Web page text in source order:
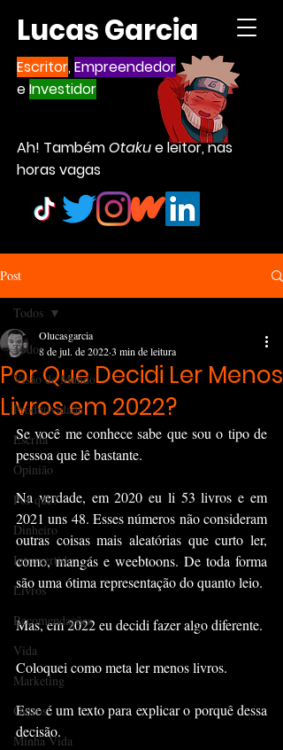
Lucas Garcia
Escritor,Empreendedor
eInvestidor
Ah! TambémOtakue leitor, nas
horas vagas
Post
Todos
Visão de Mundo
Produtividade
Escrita
Opinião
Por que?
Dinheiro
Introvertido
Livros
Recomendações
Vida
Marketing
Outros
Minha Vida
Todos
Por Que Decidi Ler Menos
Livros em 2022?
Olucasgarcia
8 de jul. de 20223 min de leitura
Se você me conhece sabe que sou o tipo de
pessoa que lê bastante.
Na verdade, em 2020 eu li 53 livros e em
2021 uns 48. Esses números não consideram
outras coisas mais aleatórias que curto ler,
como, mangás e weebtoons. De toda forma
são uma ótima representação do quanto leio.
Mas, em 2022 eu decidi fazer algo diferente.
Coloquei como meta ler menos livros.
Esse é um texto para explicar o porquê dessa
decisão.